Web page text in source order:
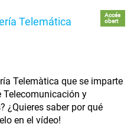
Telemática
Accés
obert
Telemàtica que se imparte
Telecomunicación y
¿Quieres saber por qué
en el vídeo!